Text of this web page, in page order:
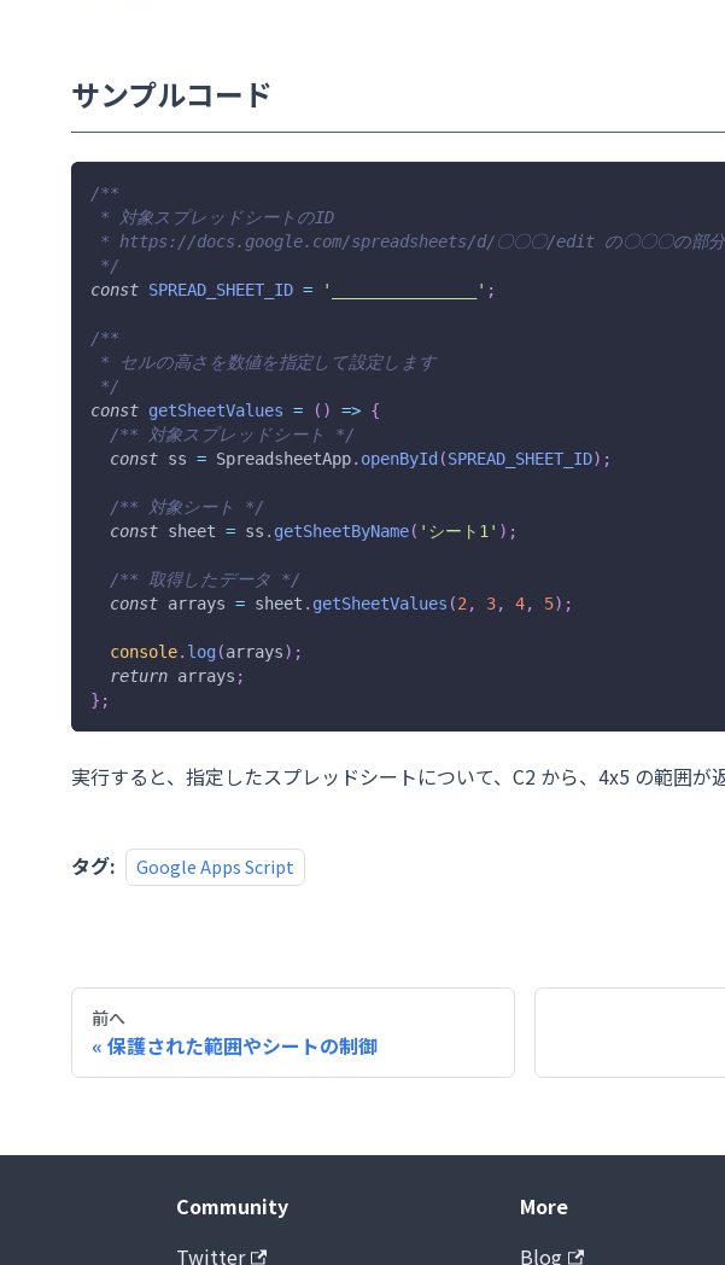
サンプルコード
/**
* 対象スプレッドシートのID
* https://docs.google.com/spreadsheets/d/〇〇〇/edit の〇〇〇の部分
*/
const SPREAD_SHEET_ID = '_______________' ;
/**
* セルの高さを数値を指定して設定します
*/
const getSheetValues = ( ) => {
/** 対象スプレッドシート */
const ss = SpreadsheetApp. openById (SPREAD_SHEET_ID) ;
/** 対象シート */
const sheet = ss . getSheetByName( 'シート1' ) ;
/** 取得したデータ */
const arrays = sheet . getSheetValues (2 , 3, 4, 5) ;
console. log(arrays) ;
return arrays ;
} ;
実行すると、指定したスプレッドシートについて、C2 から、4x5 の範囲が
タグ: Google Apps Script
前へ
保護された範囲やシートの制御
Community
Twitter
More
Blog